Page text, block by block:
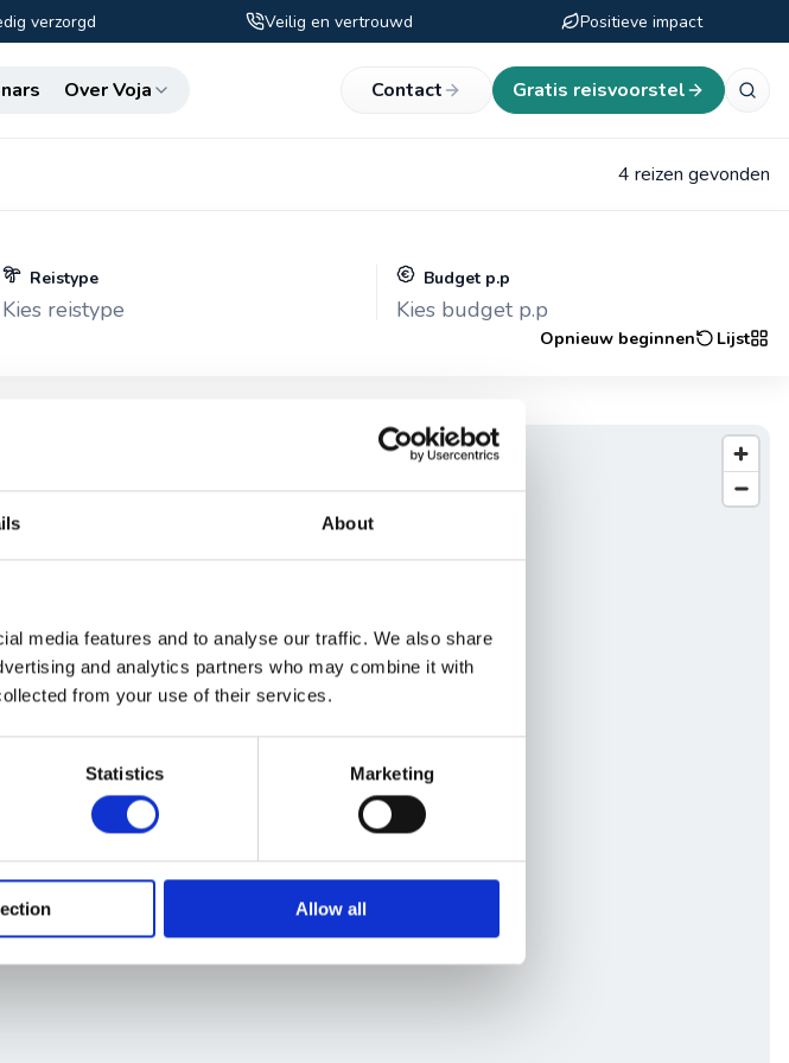
About
media features and to analyse our traffic. We also share
and analytics partners who may combine it with
from your use of their services.
Statistics Marketing
Allow all
verzorgd Veilig en vertrouwd Positieve impact
Over Voja Contact Gratis reisvoorstel
4 reizen gevonden
Reistype
Kies reistype
Budget p.p
Kies budget p.p
Opnieuw beginnen Lijst
Zoeken